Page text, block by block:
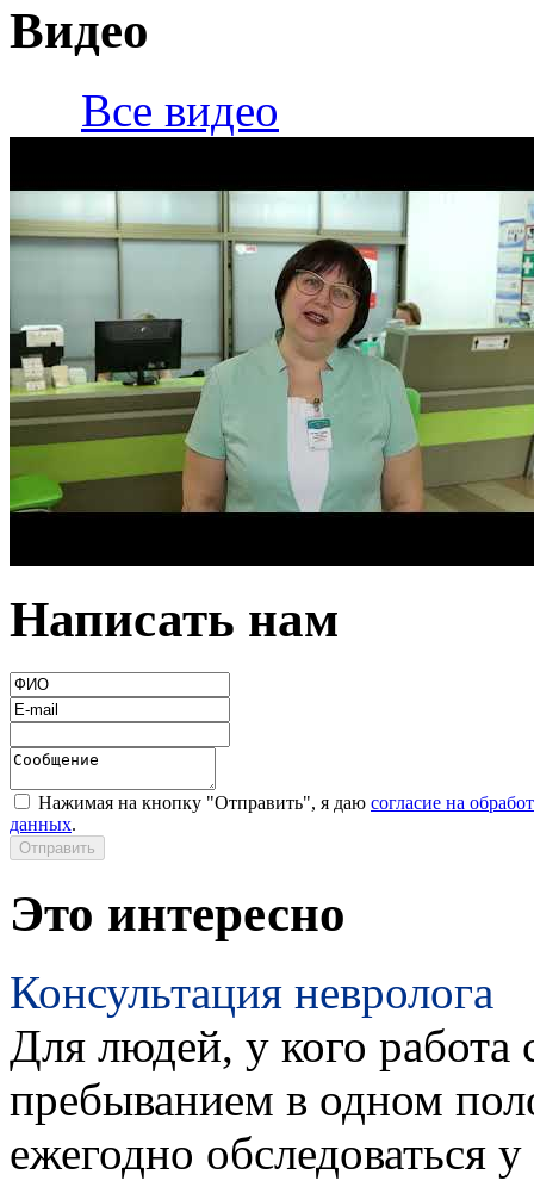
Видео
Все видео
Написать нам
Нажимая на кнопку "Отправить", я даю согласие на
данных.
Это интересно
Консультация невролога
Для людей, у кого работа
пребыванием в одном
ежегодно обследоваться